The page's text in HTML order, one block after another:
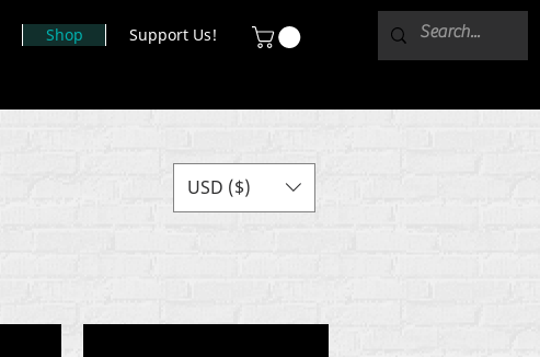
Shop Support Us!
USD ($)